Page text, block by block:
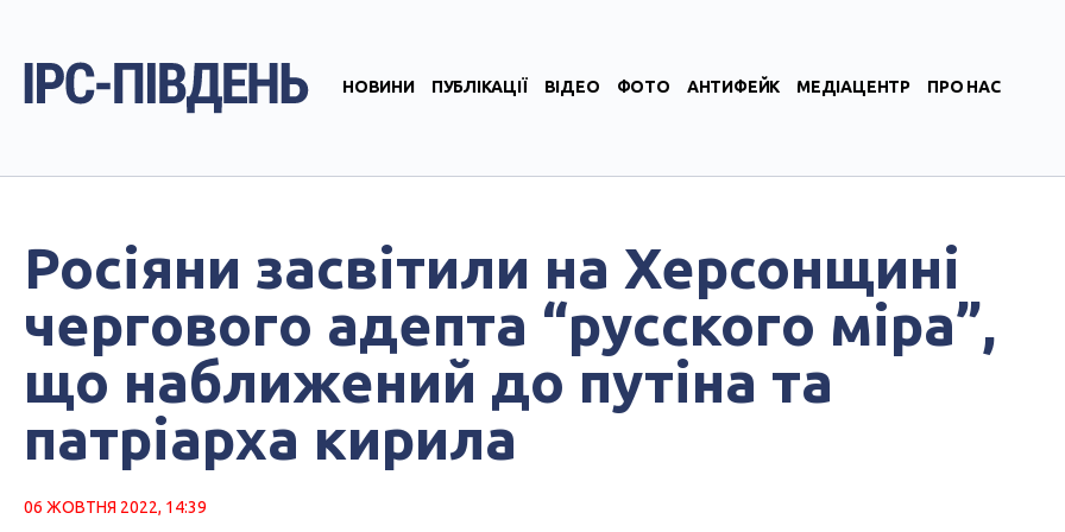
НОВИНИ ПУБЛІКАЦІЇ ВІДЕО ФОТО АНТИФЕЙК МЕДІАЦЕНТР ПРО НАС
Росіяни засвітили на Херсонщині
чергового адепта “русского міра”,
що наближений до путіна та
патріарха кирила
06 ЖОВТНЯ 2022, 14:39